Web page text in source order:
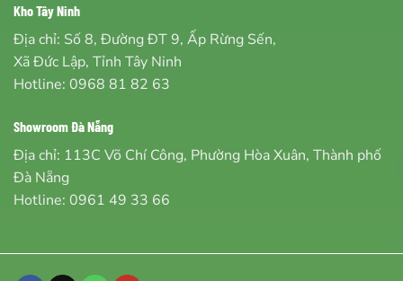
Kho Tây Ninh
Địa chỉ: Số 8, Đường ĐT 9, Ấp Rừng Sến,
Xã Đức Lập, Tỉnh Tây Ninh
Hotline: 0968 81 82 63
Showroom Đà Nẵng
Địa chỉ: 113C Võ Chí Công, Phường Hòa Xuân, Thành phố
Đà Nẵng
Hotline: 0961 49 33 66